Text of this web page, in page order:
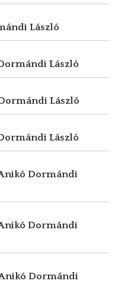
László
László
László
László
Dormándi
Dormándi
Dormándi